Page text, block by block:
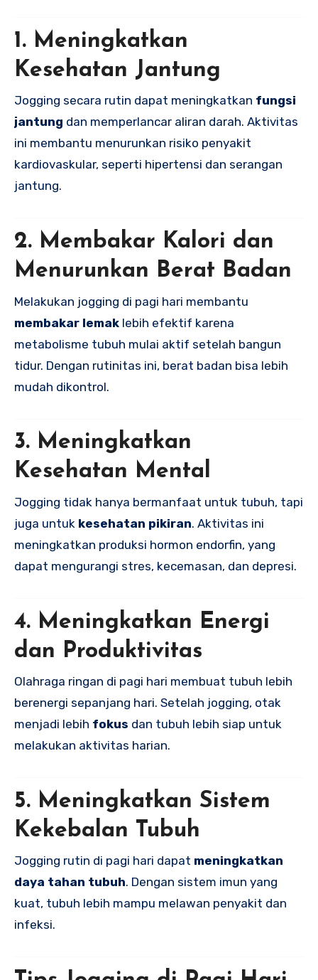
1. Meningkatkan
Kesehatan Jantung
Jogging secara rutin dapat meningkatkan fungsi
jantung dan memperlancar aliran darah. Aktivitas
ini membantu menurunkan risiko penyakit
kardiovaskular, seperti hipertensi dan serangan
jantung.
2. Membakar Kalori dan
Menurunkan Berat Badan
Melakukan jogging di pagi hari membantu
membakar lemak lebih efektif karena
metabolisme tubuh mulai aktif setelah bangun
tidur. Dengan rutinitas ini, berat badan bisa lebih
mudah dikontrol.
3. Meningkatkan
Kesehatan Mental
Jogging tidak hanya bermanfaat untuk tubuh, tapi
juga untuk kesehatan pikiran. Aktivitas ini
meningkatkan produksi hormon endorfin, yang
dapat mengurangi stres, kecemasan, dan depresi.
4. Meningkatkan Energi
dan Produktivitas
Olahraga ringan di pagi hari membuat tubuh lebih
berenergi sepanjang hari. Setelah jogging, otak
menjadi lebih fokus dan tubuh lebih siap untuk
melakukan aktivitas harian.
5. Meningkatkan Sistem
Kekebalan Tubuh
Jogging rutin di pagi hari dapat meningkatkan
daya tahan tubuh. Dengan sistem imun yang
kuat, tubuh lebih mampu melawan penyakit dan
infeksi.